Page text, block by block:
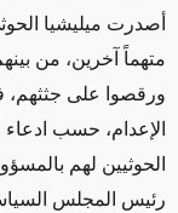
ورقصوا على جثثهم،
الإعدام، حسب ادعاء
الحوثيين لهم
رئيس المجلس